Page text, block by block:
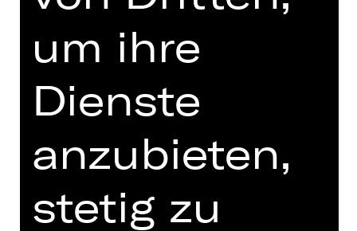
Samstag, 24.10.2026
19.30 - 21.40 Uhr
mit einer Pause
Schauspielhaus
Tickets
Termine und Besetzung
um ihre
Dienste
anzubieten,
stetig zu